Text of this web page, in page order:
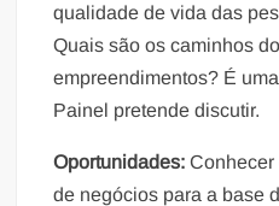
qualidade de vida das
Quais são os caminhos
empreendimentos? É
Painel pretende discutir.
Oportunidades: Conhecer
de negócios para a base